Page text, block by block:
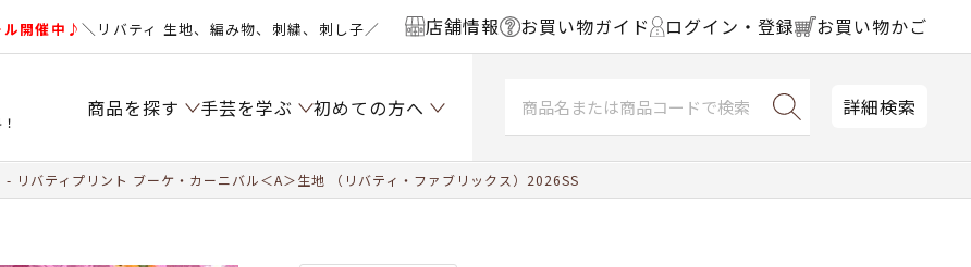
ル開催中♪＼リバティ 生地、編み物、刺繍、刺し子／ 店舗情報 お買い物ガイド ログイン・登録 お買い物かご
商品を探す 手芸を学ぶ 初めての方へ 詳細検索
リバティプリント ブーケ・カーニバル＜A＞生地 （リバティ・ファブリックス）2026SS